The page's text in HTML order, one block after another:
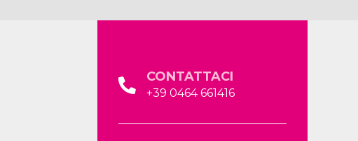
CONTATTACI
+39 0464 661416